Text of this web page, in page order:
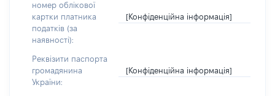
номер облікової
картки платника
податків (за
наявності):
[Конфіденційна інформація]
Реквізити паспорта
громадянина
України:
[Конфіденційна інформація]